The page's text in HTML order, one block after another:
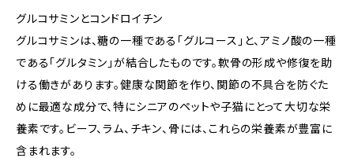
グルコサミンとコンドロイチン
グルコサミンは、糖の一種である「グルコース」と、アミノ酸の一種
である「グルタミン」が結合したものです。軟骨の形成や修復を助
ける働きがあります。健康な関節を作り、関節の不具合を防ぐた
めに最適な成分で、特にシニアのペットや子猫にとって大切な栄
養素です。ビーフ、ラム、チキン、骨には、これらの栄養素が豊富に
含まれます。